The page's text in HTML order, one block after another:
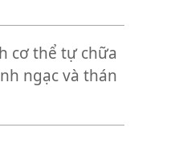
cơ thể tự chữa
ngạc và thán